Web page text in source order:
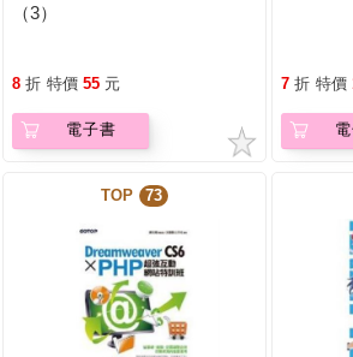
（3）
8 折 特價 55 元
電子書
7 折 特價
TOP 73